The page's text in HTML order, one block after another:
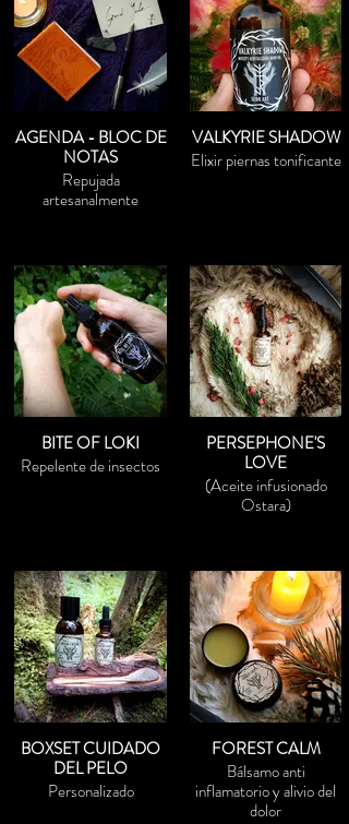
AGENDA - BLOC DE
NOTAS
Repujada
artesanalmente
VALKYRIE SHADOW
Elixir piernas tonificante
BITE OF LOKI
Repelente de insectos
PERSEPHONE'S
LOVE
(Aceite infusionado
Ostara)
BOXSET CUIDADO
DEL PELO
Personalizado
FOREST CALM
Bálsamo anti
inflamatorio y alivio del
dolor